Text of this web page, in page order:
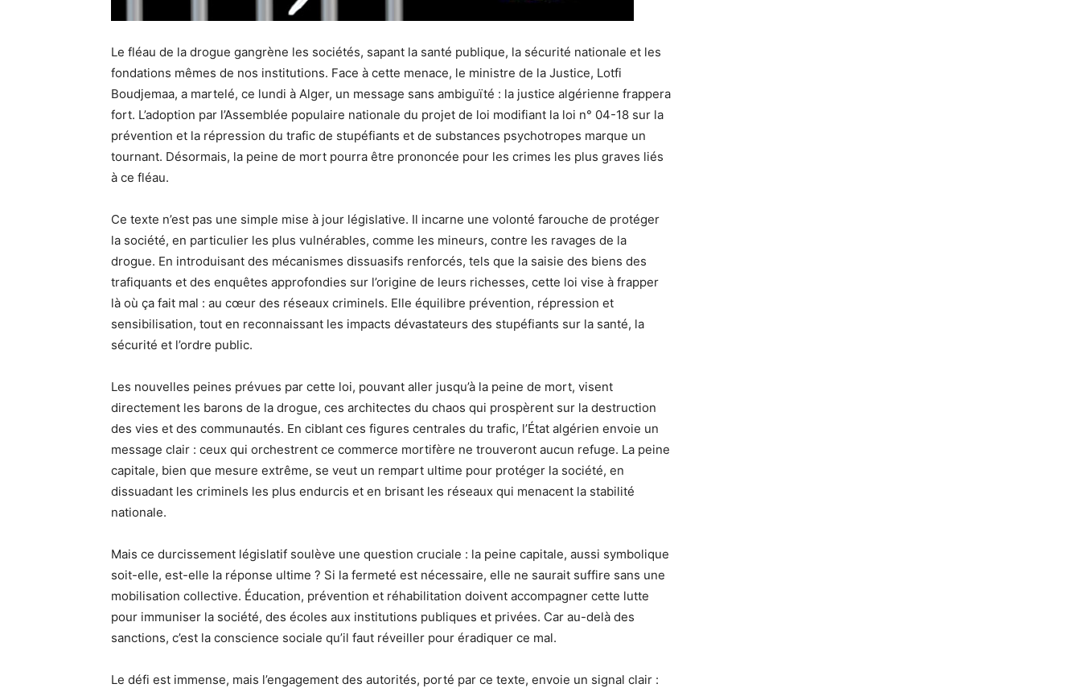
Le fléau de la drogue gangrène les sociétés, sapant la santé publique, la sécurité nationale et les
fondations mêmes de nos institutions. Face à cette menace, le ministre de la Justice, Lotfi
Boudjemaa, a martelé, ce lundi à Alger, un message sans ambiguïté : la justice algérienne frappera
fort. L’adoption par l’Assemblée populaire nationale du projet de loi modifiant la loi n° 04-18 sur la
prévention et la répression du trafic de stupéfiants et de substances psychotropes marque un
tournant. Désormais, la peine de mort pourra être prononcée pour les crimes les plus graves liés
à ce fléau.
Ce texte n’est pas une simple mise à jour législative. Il incarne une volonté farouche de protéger
la société, en particulier les plus vulnérables, comme les mineurs, contre les ravages de la
drogue. En introduisant des mécanismes dissuasifs renforcés, tels que la saisie des biens des
trafiquants et des enquêtes approfondies sur l’origine de leurs richesses, cette loi vise à frapper
là où ça fait mal : au cœur des réseaux criminels. Elle équilibre prévention, répression et
sensibilisation, tout en reconnaissant les impacts dévastateurs des stupéfiants sur la santé, la
sécurité et l’ordre public.
Les nouvelles peines prévues par cette loi, pouvant aller jusqu’à la peine de mort, visent
directement les barons de la drogue, ces architectes du chaos qui prospèrent sur la destruction
des vies et des communautés. En ciblant ces figures centrales du trafic, l’État algérien envoie un
message clair : ceux qui orchestrent ce commerce mortifère ne trouveront aucun refuge. La peine
capitale, bien que mesure extrême, se veut un rempart ultime pour protéger la société, en
dissuadant les criminels les plus endurcis et en brisant les réseaux qui menacent la stabilité
nationale.
Mais ce durcissement législatif soulève une question cruciale : la peine capitale, aussi symbolique
soit-elle, est-elle la réponse ultime ? Si la fermeté est nécessaire, elle ne saurait suffire sans une
mobilisation collective. Éducation, prévention et réhabilitation doivent accompagner cette lutte
pour immuniser la société, des écoles aux institutions publiques et privées. Car au-delà des
sanctions, c’est la conscience sociale qu’il faut réveiller pour éradiquer ce mal.
Le défi est immense, mais l’engagement des autorités, porté par ce texte, envoie un signal clair :